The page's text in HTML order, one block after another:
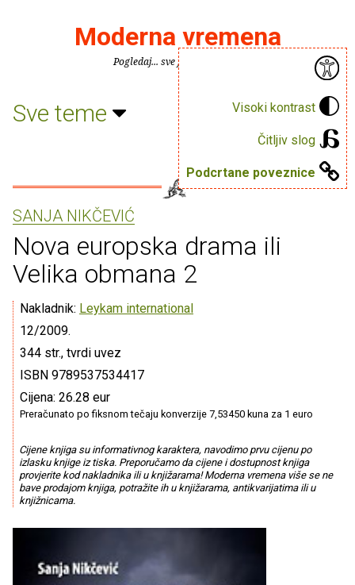
Visoki kontrast
Čitljiv slog
Podcrtane poveznice
Moderna vremena
Pogledaj... sve je puno knjiga.
Sve teme
SANJA NIKČEVIĆ
Nova europska drama ili
Velika obmana 2
Nakladnik: Leykam international
12/2009.
344 str., tvrdi uvez
ISBN 9789537534417
Cijena: 26.28 eur
Preračunato po fiksnom tečaju konverzije 7,53450 kuna za 1 euro
Cijene knjiga su informativnog karaktera, navodimo prvu cijenu po
izlasku knjige iz tiska. Preporučamo da cijene i dostupnost knjiga
provjerite kod nakladnika ili u knjižarama! Moderna vremena više se ne
bave prodajom knjiga, potražite ih u knjižarama, antikvarijatima ili u
knjižnicama.